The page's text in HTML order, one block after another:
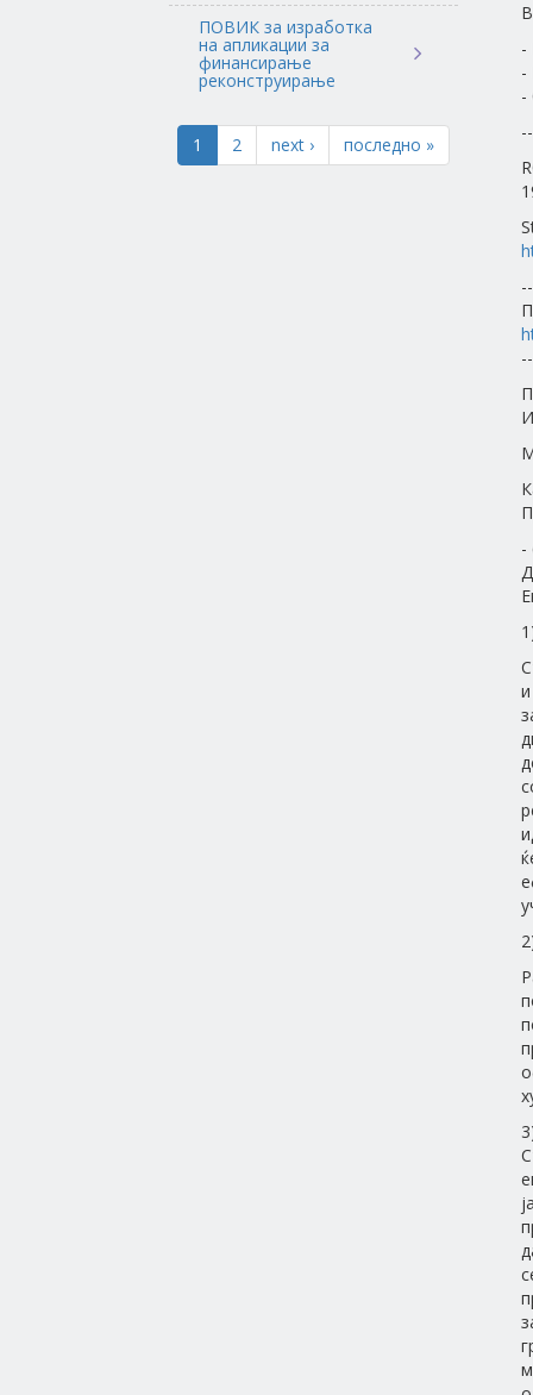
ПОВИК за изработка
на апликации за
финансирање
реконструирање
1 2 next › последно »
-
-
-
-